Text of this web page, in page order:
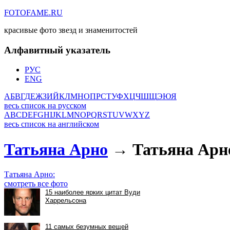
FOTOFAME.RU
красивые фото звезд и знаменитостей
Алфавитный указатель
РУС
ENG
АБВГДЕЖЗИЙКЛМНОПРСТУФХЦЧШЩЭЮЯ
весь список на русском
ABCDEFGHIJKLMNOPQRSTUVWXYZ
весь список на английском
Татьяна Арно → Татьяна
Татьяна Арно:
смотреть все фото